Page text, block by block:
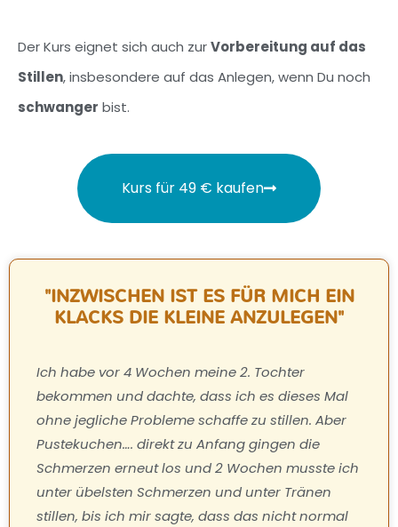
Der Kurs eignet sich auch zurVorbereitung auf das
Stillen, insbesondere auf das Anlegen, wenn Du noch
schwanger bist.
Kurs für 49 € kaufen
"INZWISCHEN IST ES FÜR MICH EIN
KLACKS DIE KLEINE ANZULEGEN"
Ich habe vor 4 Wochen meine 2. Tochter
bekommen und dachte, dass ich es dieses Mal
ohne jegliche Probleme schaffe zu stillen. Aber
Pustekuchen…. direkt zu Anfang gingen die
Schmerzen erneut los und 2 Wochen musste ich
unter übelsten Schmerzen und unter Tränen
stillen, bis ich mir sagte, dass das nicht normal